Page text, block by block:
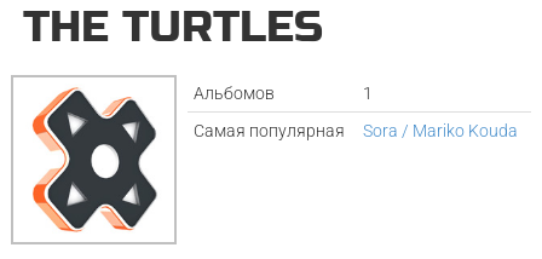
THE TURTLES
Альбомов
1
Самая популярная
Sora / Mariko Kouda